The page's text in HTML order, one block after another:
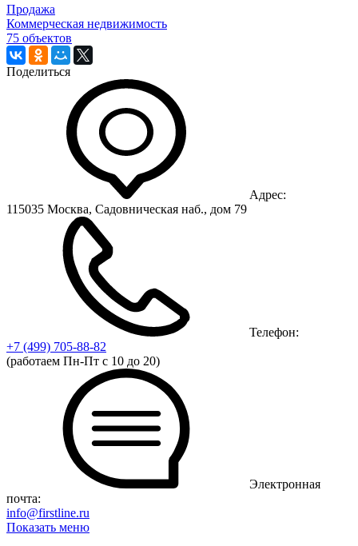
Продажа
Коммерческая недвижимость
75 объектов
Поделиться
Адрес:
115035 Москва, Садовническая наб., дом 79
Телефон:
+7 (499) 705-88-82
(работаем Пн-Пт с 10 до 20)
Электронная
почта:
info@firstline.ru
Показать меню